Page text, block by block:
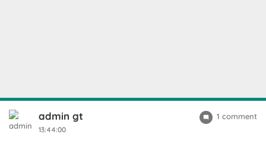
admin gt
13:44:00
1 comment